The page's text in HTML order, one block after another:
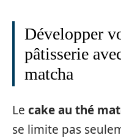
Développer
pâtisserie
matcha
Le cake au thé
se limite pas